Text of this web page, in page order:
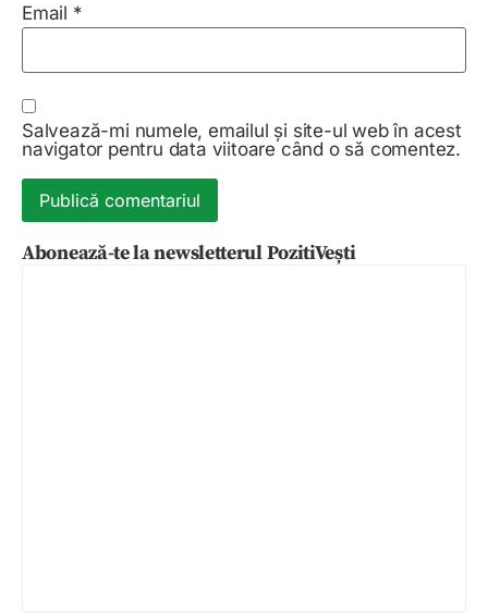
Email *
Salvează-mi numele, emailul și site-ul web în acest
navigator pentru data viitoare când o să comentez.
Abonează-te la newsletterul PozitiVești